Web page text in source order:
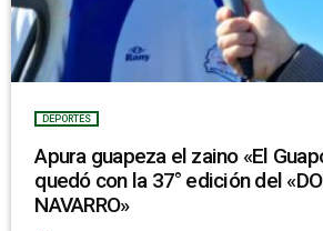
DEPORTES
Apura guapeza el zaino «El
quedó con la 37° edición del
NAVARRO»